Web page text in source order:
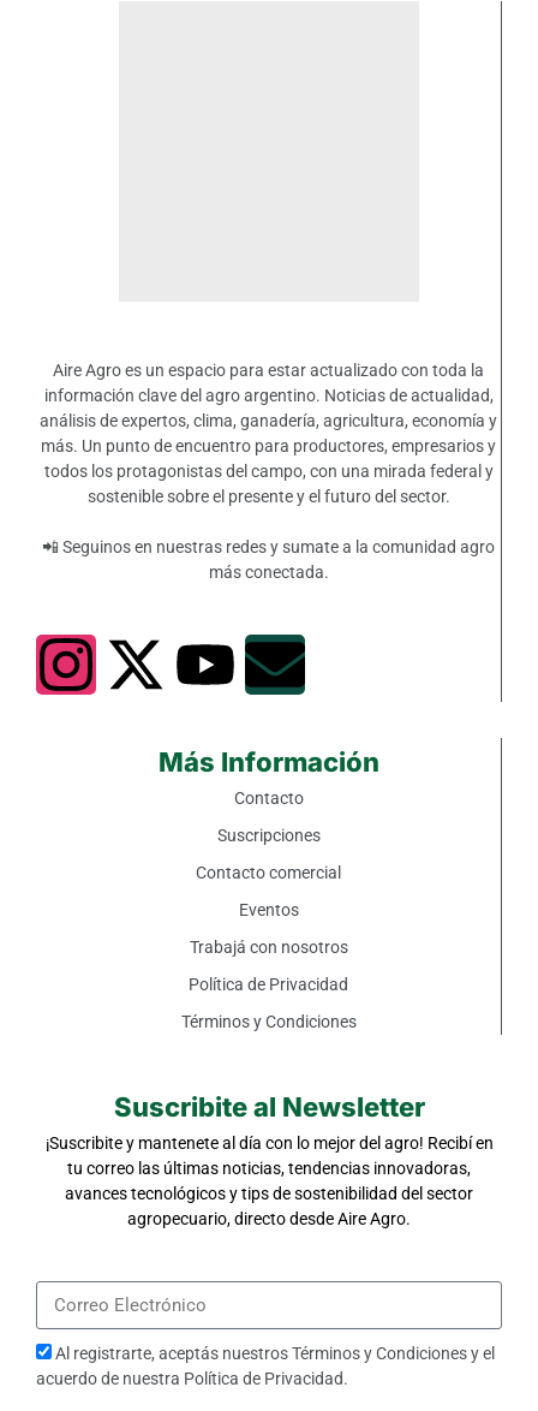
Aire Agro es un espacio para estar actualizado con toda la
información clave del agro argentino. Noticias de actualidad,
análisis de expertos, clima, ganadería, agricultura, economía y
más. Un punto de encuentro para productores, empresarios y
todos los protagonistas del campo, con una mirada federal y
sostenible sobre el presente y el futuro del sector.
📲 Seguinos en nuestras redes y sumate a la comunidad agro
más conectada.
Más Información
Contacto
Suscripciones
Contacto comercial
Eventos
Trabajá con nosotros
Política de Privacidad
Términos y Condiciones
Suscribite al Newsletter
¡Suscribite y mantenete al día con lo mejor del agro! Recibí en
tu correo las últimas noticias, tendencias innovadoras,
avances tecnológicos y tips de sostenibilidad del sector
agropecuario, directo desde Aire Agro.
Al registrarte, aceptás nuestrosTérminos y Condicionesy el
acuerdo de nuestra Política de Privacidad.